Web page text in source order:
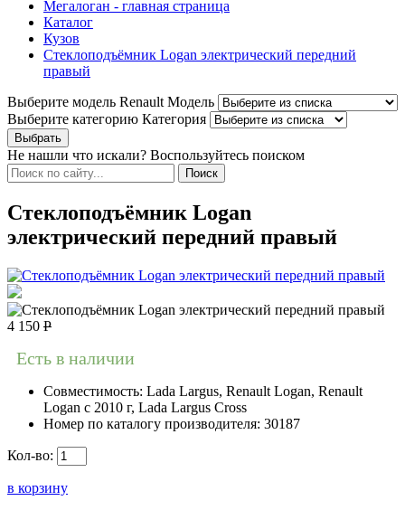
Мегалоган - главная страница
Каталог
Кузов
Стеклоподъёмник Logan электрический передний
правый
Выберите модель Renault Модель
Выберите категорию Категория
Не нашли что искали? Воспользуйтесь поиском
Стеклоподъёмник Logan
электрический передний правый
4 150 Р
Есть в наличии
Совместимость: Lada Largus, Renault Logan, Renault
Logan c 2010 г, Lada Largus Cross
Номер по каталогу производителя: 30187
Кол-во:
в корзину